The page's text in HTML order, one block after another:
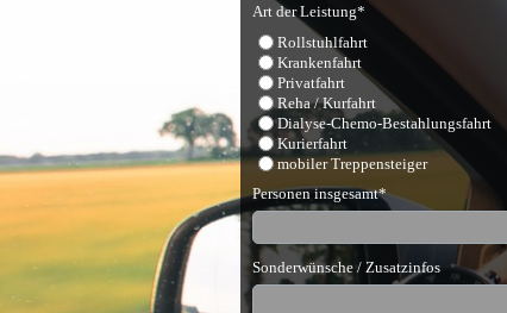
Art der Leistung*
Rollstuhlfahrt
Krankenfahrt
Privatfahrt
Reha / Kurfahrt
Dialyse-Chemo-Bestahlungsfahrt
Kurierfahrt
mobiler Treppensteiger
Personen insgesamt*
Sonderwünsche / Zusatzinfos